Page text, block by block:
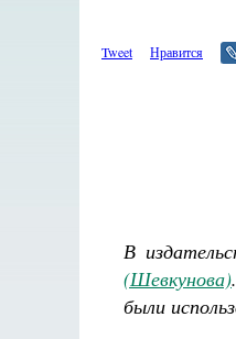
Tweet Нравится
В
(Шевкунова)
были